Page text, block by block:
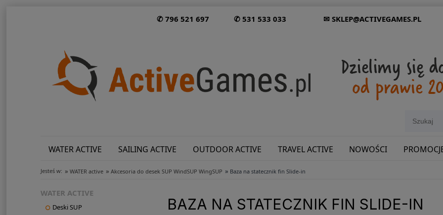
✆ 796 521 697 ✆ 531 533 033 ✉ SKLEP@ACTIVEGAMES.PL
WATER ACTIVE SAILING ACTIVE OUTDOOR ACTIVE TRAVEL ACTIVE NOWOŚCI
SHOWROOM: ODWIEDŹ NAS NA ŚLĄSKU!
Jesteś w: » WATER active » Akcesoria do desek SUP WindSUP WingSUP » Baza na statecznik fin Slide-in
WATER ACTIVE
Deski SUP
BAZA NA STATECZNIK FIN SLIDE-IN